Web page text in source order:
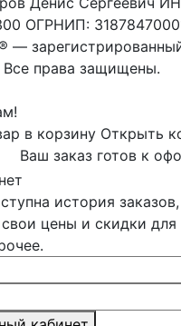
ОГРНИП:
—
права защищены.
в корзину Открыть
Ваш заказ готов к
история
цены и скидки для